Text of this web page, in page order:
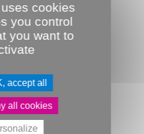
cookies
you control
you want to
accept all
all cookies